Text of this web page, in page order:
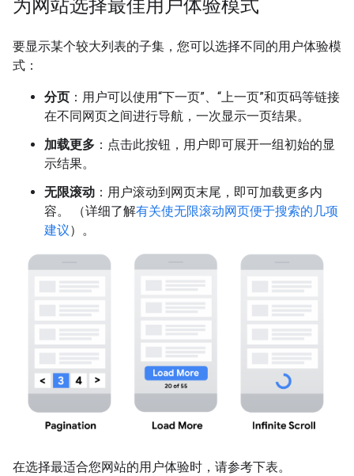
为网站选择最佳用户体验模式
要显示某个较大列表的子集，您可以选择不同的用户体验模
式：
分页 ：用户可以使用“下一页”、“上一页”和页码等链接
在不同网页之间进行导航，一次显示一页结果。
加载更多 ：点击此按钮，用户即可展开一组初始的显
示结果。
无限滚动 ：用户滚动到网页末尾，即可加载更多内
容。 （详细了解有关使无限滚动网页便于搜索的几项
建议）。
在选择最适合您网站的用户体验时，请参考下表。